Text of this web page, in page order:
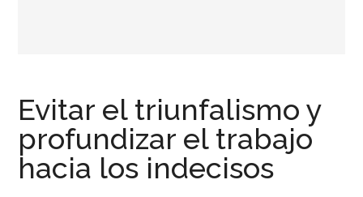
Evitar el triunfalismo y
profundizar el trabajo
hacia los indecisos